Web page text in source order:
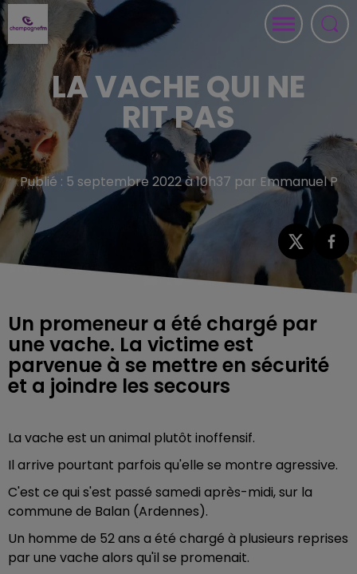
LA VACHE QUI NE
RIT PAS
Publié : 5 septembre 2022 à 10h37 par Emmanuel P
Un promeneur a été chargé par
une vache. La victime est
parvenue à se mettre en sécurité
et a joindre les secours
La vache est un animal plutôt inoffensif.
Il arrive pourtant parfois qu'elle se montre agressive.
C'est ce qui s'est passé samedi après-midi, sur la
commune de Balan (Ardennes).
Un homme de 52 ans a été chargé à plusieurs reprises
par une vache alors qu'il se promenait.